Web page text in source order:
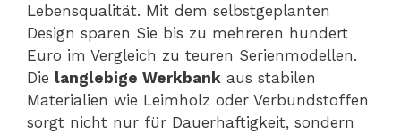
Lebensqualität. Mit dem selbstgeplanten
Design sparen Sie bis zu mehreren hundert
Euro im Vergleich zu teuren Serienmodellen.
Die langlebige Werkbank aus stabilen
Materialien wie Leimholz oder Verbundstoffen
sorgt nicht nur für Dauerhaftigkeit, sondern